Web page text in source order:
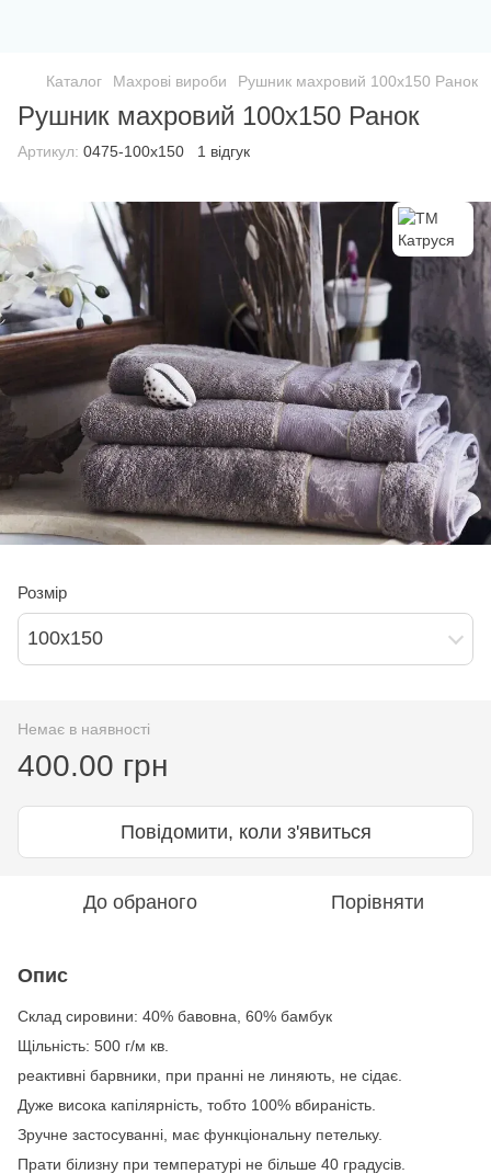
Каталог Махрові вироби Рушник махровий 100х150 Ранок
Рушник махровий 100х150 Ранок
Артикул: 0475-100х150 1 відгук
Розмір
100х150
Немає в наявності
400.00 грн
Повідомити, коли з'явиться
До обраного Порівняти
Опис
Склад сировини: 40% бавовна, 60% бамбук
Щільність: 500 г/м кв.
реактивні барвники, при пранні не линяють, не сідає.
Дуже висока капілярність, тобто 100% вбираність.
Зручне застосуванні, має функціональну петельку.
Прати білизну при температурі не більше 40 градусів.